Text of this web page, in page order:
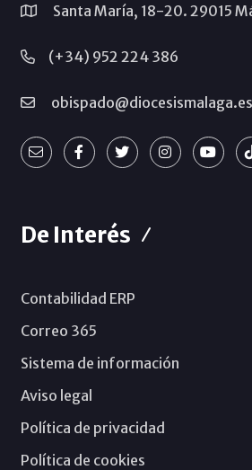
Santa María, 18-20. 29015
(+34) 952 224 386
obispado@diocesismalaga.es
De Interés
Contabilidad ERP
Correo 365
Sistema de información
Aviso legal
Política de privacidad
Política de cookies